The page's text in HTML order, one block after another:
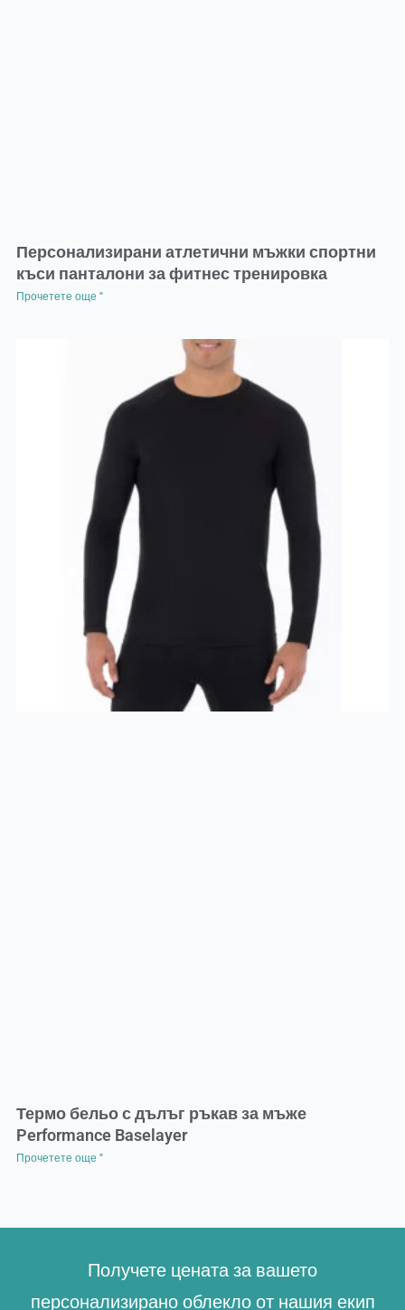
Персонализирани атлетични мъжки спортни
къси панталони за фитнес тренировка
Прочетете още "
Термо бельо с дълъг ръкав за мъже
Performance Baselayer
Прочетете още "
Получете цената за вашето
персонализирано облекло от нашия екип